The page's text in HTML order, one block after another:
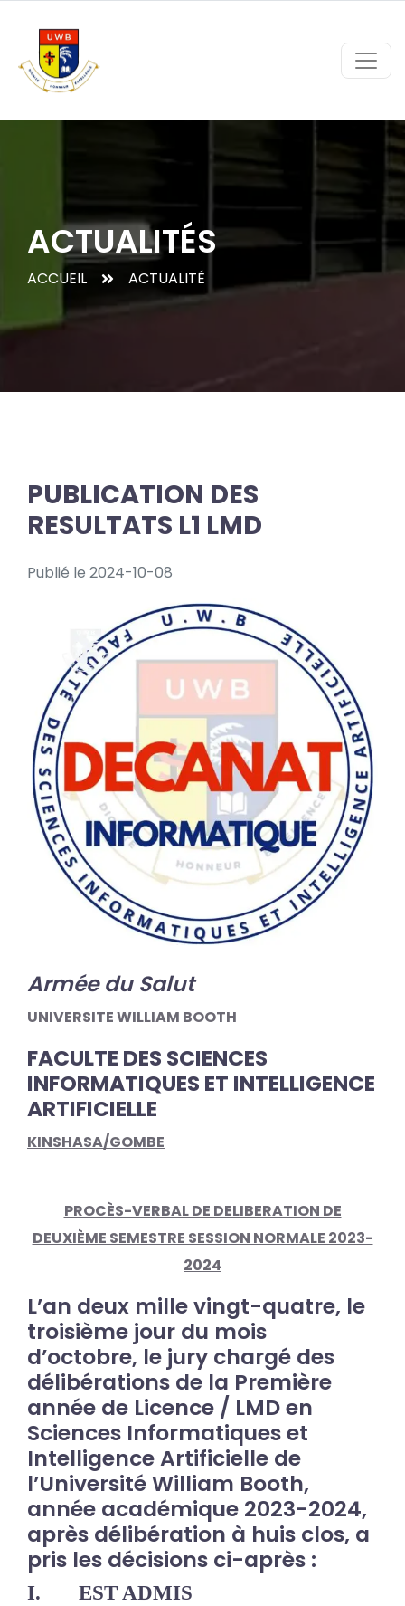
ACTUALITÉS
ACCUEIL ACTUALITÉ
PUBLICATION DES
RESULTATS L1 LMD
Publié le 2024-10-08
Armée du Salut
UNIVERSITE WILLIAM BOOTH
FACULTE DES SCIENCES
INFORMATIQUES ET INTELLIGENCE
ARTIFICIELLE
KINSHASA/GOMBE
PROCÈS-VERBAL DE DELIBERATION DE
DEUXIÈME SEMESTRE SESSION NORMALE 2023-
2024
L’an deux mille vingt-quatre, le
troisième jour du mois
d’octobre, le jury chargé des
délibérations de la Première
année de Licence / LMDen
Sciences Informatiques et
Intelligence Artificielle de
l’Université William Booth,
année académique 2023-2024,
après délibération à huis clos, a
pris les décisions ci-après :
I. EST ADMIS